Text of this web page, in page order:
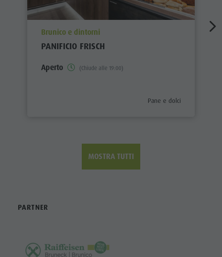
aria.poi_location_prefix
Brunico e dintorni
PANIFICIO FRISCH
Aperto (Chiude alle 19:00)
aria.poi_category_prefix
Pane e dolci
MOSTRA TUTTI
PARTNER